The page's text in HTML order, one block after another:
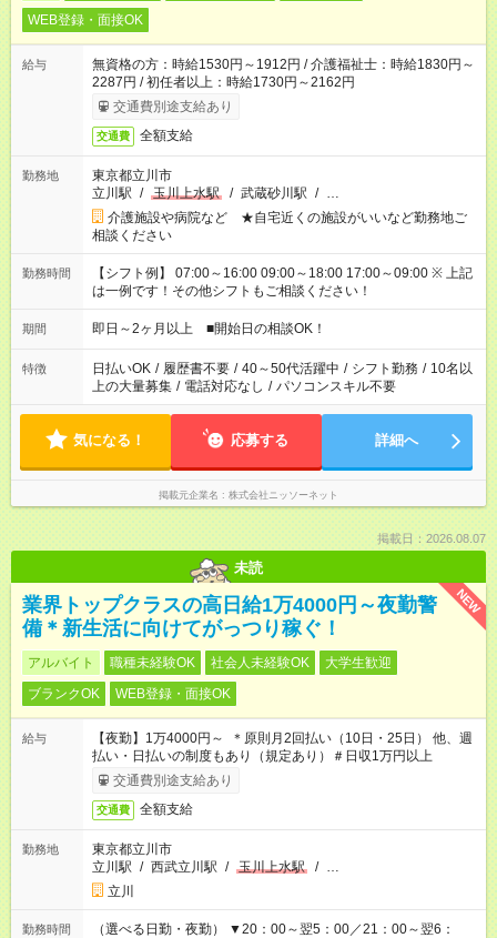
WEB登録・面接OK
給与
無資格の方：時給1530円～1912円 / 介護福祉士：時給1830円～
2287円 / 初任者以上：時給1730円～2162円
交通費別途支給あり
交通費 全額支給
勤務地
東京都立川市
立川駅 / 玉川上水駅 / 武蔵砂川駅 / …
介護施設や病院など ★自宅近くの施設がいいなど勤務地ご
相談ください
勤務時間
【シフト例】 07:00～16:00 09:00～18:00 17:00～09:00 ※ 上記
は一例です！その他シフトもご相談ください！
期間 即日～2ヶ月以上 ■開始日の相談OK！
特徴 日払いOK / 履歴書不要 / 40～50代活躍中 / シフト勤務 / 10名以
上の大量募集 / 電話対応なし / パソコンスキル不要
気になる！ 応募する 詳細へ
掲載元企業名 株式会社ニッソーネット
掲載日：2026.08.07
未読
NEW
業界トップクラスの高日給1万4000円～夜勤警
備＊新生活に向けてがっつり稼ぐ！
アルバイト 職種未経験OK 社会人未経験OK
大学生歓迎
ブランクOK
WEB登録・面接OK
給与
【夜勤】1万4000円～ ＊原則月2回払い（10日・25日） 他、週
払い・日払いの制度もあり（規定あり）＃日収1万円以上
交通費別途支給あり
交通費 全額支給
勤務地
東京都立川市
立川駅 / 西武立川駅 / 玉川上水駅 / …
立川
勤務時間
（選べる日勤・夜勤） ▼20：00～翌5：00／21：00～翌6：